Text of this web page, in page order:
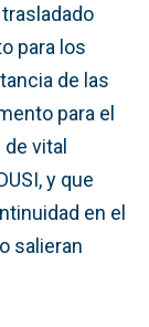
para los
de las
para el
vital
y que
en el
salieran